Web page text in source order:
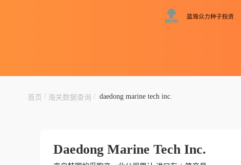
首页 / 海关数据查询 / daedong marine tech inc.
Daedong Marine Tech Inc.